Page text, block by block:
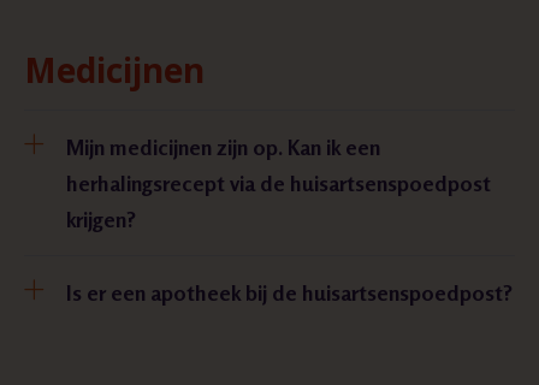
Medicijnen
Mijn medicijnen zijn op. Kan ik een
herhalingsrecept via de huisartsenspoedpost
krijgen?
Is er een apotheek bij de huisartsenspoedpost?